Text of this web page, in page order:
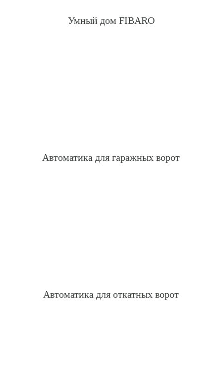
Умный дом FIBARO
Автоматика для гаражных ворот
Автоматика для откатных ворот